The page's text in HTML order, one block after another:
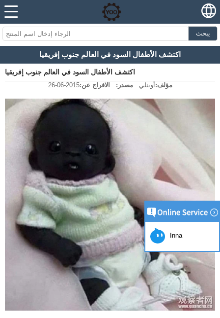
يبحث
اكتشف الأطفال السود في العالم جنوب إفريقيا
اكتشف الأطفال السود في العالم جنوب إفريقيا
مؤلف: أوينلي مصدر: الافراج عن:2015-06-26
Inna